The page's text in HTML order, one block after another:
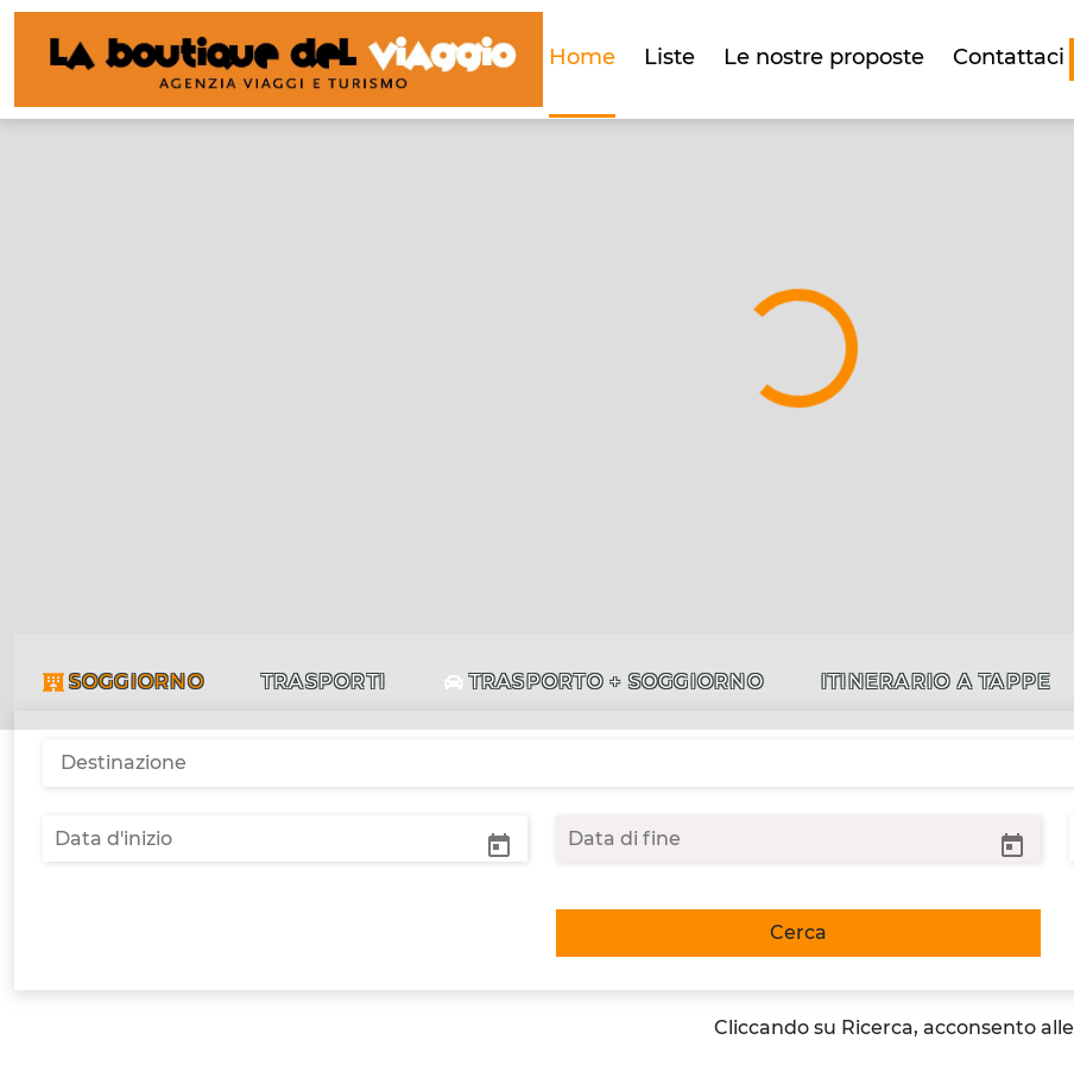
Home Liste Le nostre proposte Contattaci
SOGGIORNO TRASPORTI TRASPORTO + SOGGIORNO ITINERARIO A TAPPE
Cerca
Cliccando su Ricerca, acconsento alle